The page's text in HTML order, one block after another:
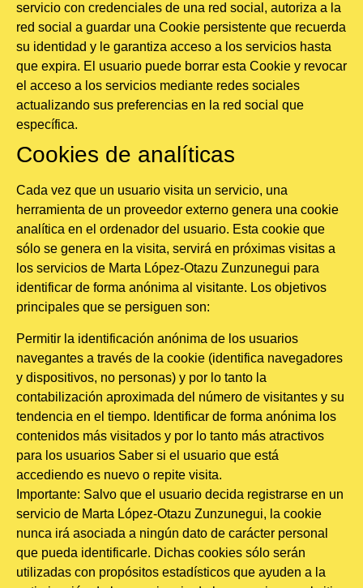
servicio con credenciales de una red social, autoriza a la
red social a guardar una Cookie persistente que recuerda
su identidad y le garantiza acceso a los servicios hasta
que expira. El usuario puede borrar esta Cookie y revocar
el acceso a los servicios mediante redes sociales
actualizando sus preferencias en la red social que
específica.
Cookies de analíticas
Cada vez que un usuario visita un servicio, una
herramienta de un proveedor externo genera una cookie
analítica en el ordenador del usuario. Esta cookie que
sólo se genera en la visita, servirá en próximas visitas a
los servicios de Marta López-Otazu Zunzunegui para
identificar de forma anónima al visitante. Los objetivos
principales que se persiguen son:
Permitir la identificación anónima de los usuarios
navegantes a través de la cookie (identifica navegadores
y dispositivos, no personas) y por lo tanto la
contabilización aproximada del número de visitantes y su
tendencia en el tiempo. Identificar de forma anónima los
contenidos más visitados y por lo tanto más atractivos
para los usuarios Saber si el usuario que está
accediendo es nuevo o repite visita.
Importante: Salvo que el usuario decida registrarse en un
servicio de Marta López-Otazu Zunzunegui, la cookie
nunca irá asociada a ningún dato de carácter personal
que pueda identificarle. Dichas cookies sólo serán
utilizadas con propósitos estadísticos que ayuden a la